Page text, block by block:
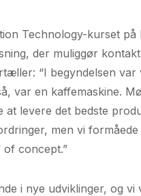
Technology-kurset på
der muliggør
“I begyndelsen
var en kaffemaskine.
at levere det bedste
men vi
concept.”
i nye udviklinger, og vi